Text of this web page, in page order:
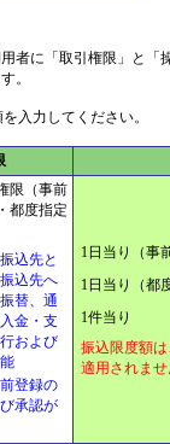
者に「取引権限」と
。
入力してください。
限（事前
都度指定
込先と
込先へ
替、通
金・支
および
登録の
承認が
1日当り（事
1日当り（都
1件当り
振込限度額
適用されま